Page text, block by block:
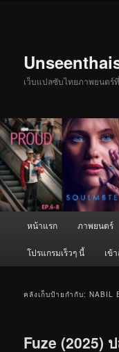
เว็บแปลซับไทยภาพยนตร์
หน้าแรก ภาพยนตร์
โปรแกรมเร็วๆ นี้ เข้
คลังเก็บป้ายกำกับ:NABIL
Fuze (2025)